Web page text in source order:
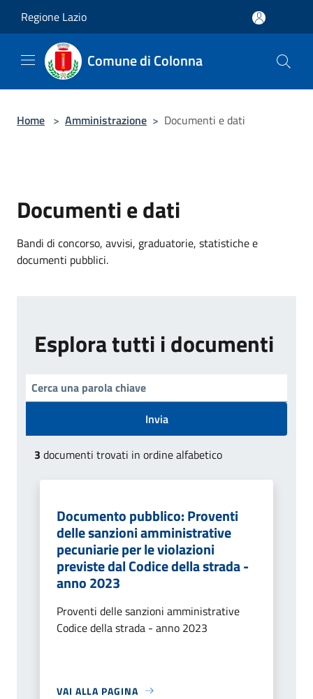
Regione Lazio
Comune di Colonna
Home > Amministrazione > Documenti e dati
Documenti e dati
Bandi di concorso, avvisi, graduatorie, statistiche e
documenti pubblici.
Esplora tutti i documenti
Invia
3 documenti trovati in ordine alfabetico
Documento pubblico: Proventi
delle sanzioni amministrative
pecuniarie per le violazioni
previste dal Codice della strada -
anno 2023
Proventi delle sanzioni amministrative
Codice della strada - anno 2023
VAI ALLA PAGINA